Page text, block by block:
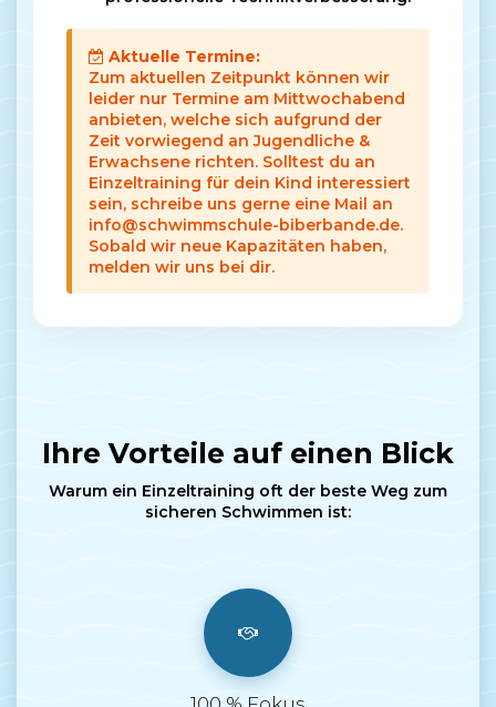
Aktuelle Termine:
Zum aktuellen Zeitpunkt können wir
leider nur Termine am Mittwochabend
anbieten, welche sich aufgrund der
Zeit vorwiegend an Jugendliche &
Erwachsene richten. Solltest du an
Einzeltraining für dein Kind interessiert
sein, schreibe uns gerne eine Mail an
info@schwimmschule-biberbande.de.
Sobald wir neue Kapazitäten haben,
melden wir uns bei dir.
Ihre Vorteile auf einen Blick
Warum ein Einzeltraining oft der beste Weg zum
sicheren Schwimmen ist: